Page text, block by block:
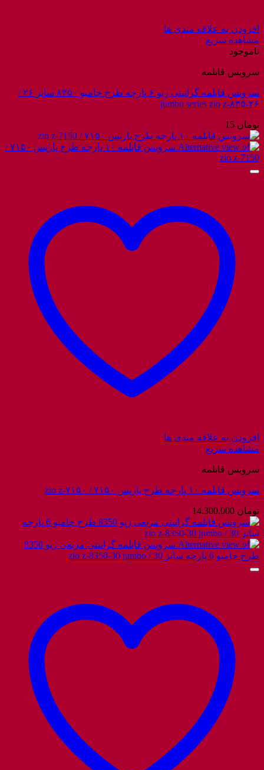
افزودن به علاقه مندی ها
مشاهده سریع
ناموجود
سرویس قابلمه
سرویس قابلمه گرانیتی زیو ۶ پارچه طرح جامبو ۸۳۵۰ سایز ۲۶ /
jumbo series zio z-۸۳۵-۲۶
تومان
افزودن به علاقه مندی ها
مشاهده سریع
سرویس قابلمه
سرویس قابلمه ۱۰ پارچه طرح پاریس ۷۱۵۰ / zio z-۷۱۵۰
تومان